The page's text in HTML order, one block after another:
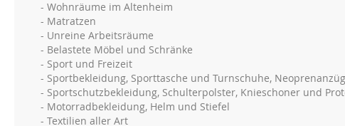
- Wohnräume im Altenheim
- Matratzen
- Unreine Arbeitsräume
- Belastete Möbel und Schränke
- Sport und Freizeit
- Sportbekleidung, Sporttasche und Turnschuhe,
- Sportschutzbekleidung, Schulterpolster, Knieschoner und
- Motorradbekleidung, Helm und Stiefel
- Textilien aller Art